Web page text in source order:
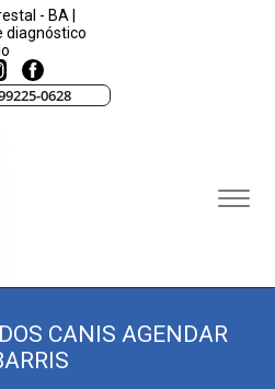
- BA |
diagnóstico
0628
CANIS AGENDAR